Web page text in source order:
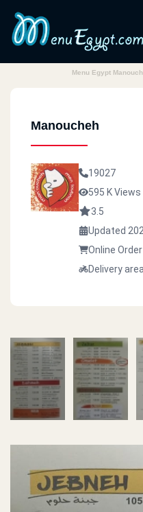
Menu Egypt
Manoucheh
19027
595 K Views
3.5
Updated
Online
Delivery